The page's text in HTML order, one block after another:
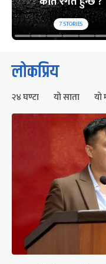
7STORIES
लोकप्रिय
२४ घण्टा यो साता यो